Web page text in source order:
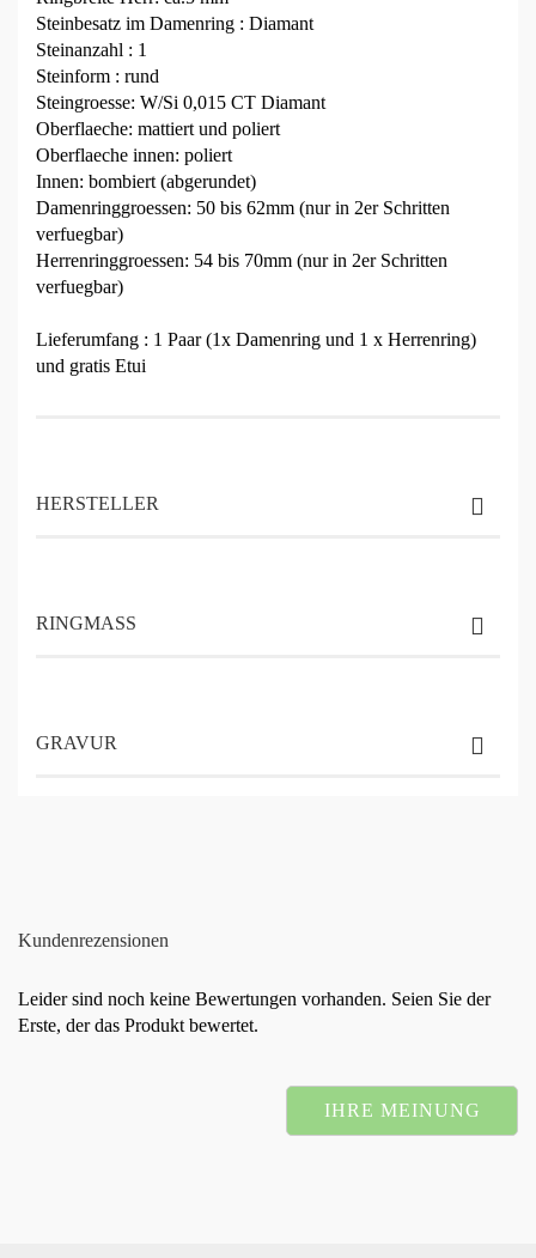
Steinbesatz im Damenring : Diamant
Steinanzahl : 1
Steinform : rund
Steingroesse: W/Si 0,015 CT Diamant
Oberflaeche: mattiert und poliert
Oberflaeche innen: poliert
Innen: bombiert (abgerundet)
Damenringgroessen: 50 bis 62mm (nur in 2er Schritten
verfuegbar)
Herrenringgroessen: 54 bis 70mm (nur in 2er Schritten
verfuegbar)
Lieferumfang : 1 Paar (1x Damenring und 1 x Herrenring)
und gratis Etui
HERSTELLER
RINGMASS
GRAVUR
Kundenrezensionen
Leider sind noch keine Bewertungen vorhanden. Seien Sie der
Erste, der das Produkt bewertet.
IHRE MEINUNG